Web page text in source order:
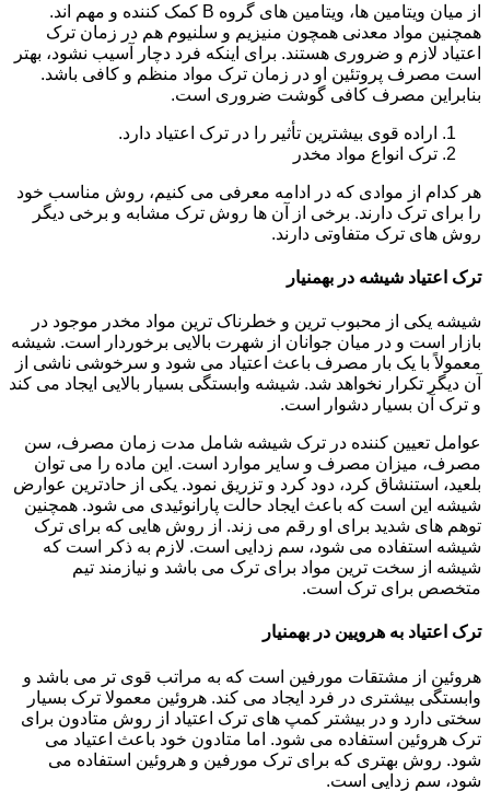
از میان ویتامین ها، ویتامین های گروه B کمک کننده و مهم اند.
همچنین مواد معدنی همچون منیزیم و سلنیوم هم در زمان ترک
اعتیاد لازم و ضروری هستند. برای اینکه فرد دچار آسیب نشود، بهتر
است مصرف پروتئین او در زمان ترک مواد منظم و کافی باشد.
بنابراین مصرف کافی گوشت ضروری است.
اراده قوی بیشترین تأثیر را در ترک اعتیاد دارد.
ترک انواع مواد مخدر
هر کدام از موادی که در ادامه معرفی می کنیم، روش مناسب خود
را برای ترک دارند. برخی از آن ها روش ترک مشابه و برخی دیگر
روش های ترک متفاوتی دارند.
ترک اعتیاد شیشه در بهمنیار
شیشه یکی از محبوب ترین و خطرناک ترین مواد مخدر موجود در
بازار است و در میان جوانان از شهرت بالایی برخوردار است. شیشه
معمولاً با یک بار مصرف باعث اعتیاد می شود و سرخوشی ناشی از
آن دیگر تکرار نخواهد شد. شیشه وابستگی بسیار بالایی ایجاد می کند
و ترک آن بسیار دشوار است.
عوامل تعیین کننده در ترک شیشه شامل مدت زمان مصرف، سن
مصرف، میزان مصرف و سایر موارد است. این ماده را می توان
بلعید، استنشاق کرد، دود کرد و تزریق نمود. یکی از حادترین عوارض
شیشه این است که باعث ایجاد حالت پارانوئیدی می شود. همچنین
توهم های شدید برای او رقم می زند. از روش هایی که برای ترک
شیشه استفاده می شود، سم زدایی است. لازم به ذکر است که
شیشه از سخت ترین مواد برای ترک می باشد و نیازمند تیم
متخصص برای ترک است.
ترک اعتیاد به هرویین در بهمنیار
هروئین از مشتقات مورفین است که به مراتب قوی تر می باشد و
وابستگی بیشتری در فرد ایجاد می کند. هروئین معمولا ترک بسیار
سختی دارد و در بیشتر کمپ های ترک اعتیاد از روش متادون برای
ترک هروئین استفاده می شود. اما متادون خود باعث اعتیاد می
شود. روش بهتری که برای ترک مورفین و هروئین استفاده می
شود، سم زدایی است.